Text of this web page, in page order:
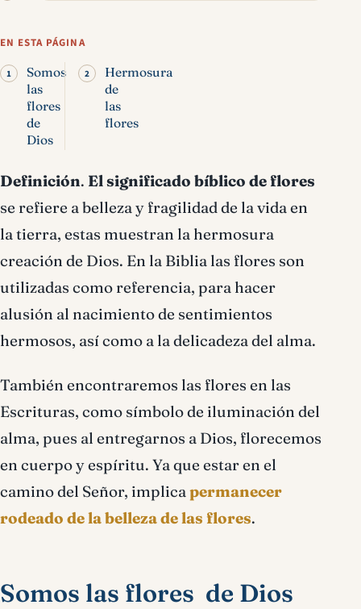
EN ESTA PÁGINA
Somos
las
flores
de
Dios
Hermosura
de
las
flores
Definición. El significado bíblico de flores
se refiere a belleza y fragilidad de la vida en
la tierra, estas muestran la hermosura
creación de Dios. En la Biblia las flores son
utilizadas como referencia, para hacer
alusión al nacimiento de sentimientos
hermosos, así como a la delicadeza del alma.
También encontraremos las flores en las
Escrituras, como símbolo de iluminación del
alma, pues al entregarnos a Dios, florecemos
en cuerpo y espíritu. Ya que estar en el
camino del Señor, implicapermanecer
rodeado de la belleza de las flores.
Somos las flores de Dios